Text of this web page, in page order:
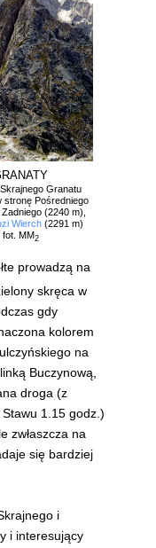
Granatu
stronę Pośredniego
(2240 m),
Wierch(2291 m)
fot. MM2
prowadzą na
skręca w
gdy
kolorem
na
Buczynową,
droga (z
1.15 godz.)
zwłaszcza na
się bardziej
i
i interesujący